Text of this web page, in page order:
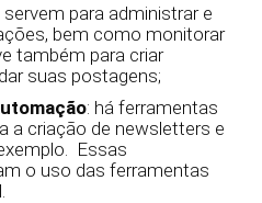
servem para administrar e
bem como monitorar
também para criar
suas postagens;
: há ferramentas
a criação de newsletters e
Essas
o uso das ferramentas